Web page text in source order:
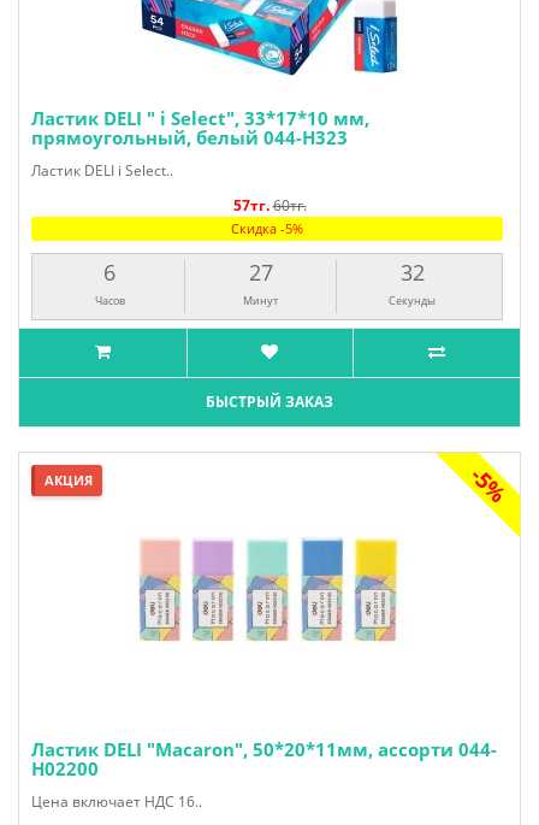
Ластик DELI " i Select", 33*17*10 мм,
прямоугольный, белый 044-H323
Ластик DELI i Select..
57тг.60тг.
Скидка -5%
6
Часов
27
Минут
31
Секунда
БЫСТРЫЙ ЗАКАЗ
-5%
АКЦИЯ
Ластик DELI "Macaron", 50*20*11мм, ассорти 044-
H02200
Цена включает НДС 16..